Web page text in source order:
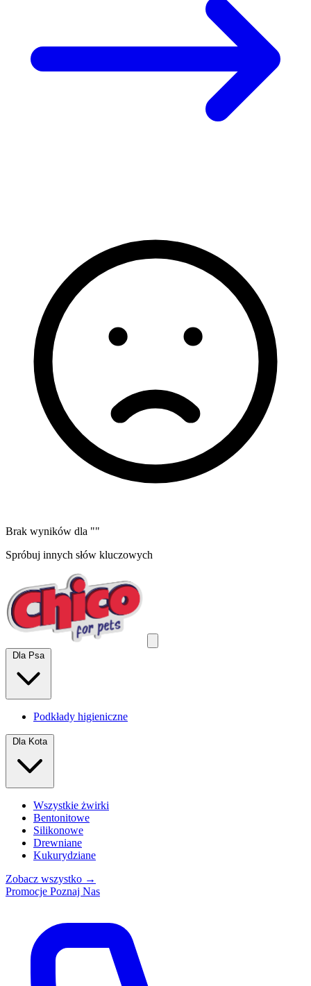
Brak wyników dla ""
Spróbuj innych słów kluczowych
Dla Psa
Podkłady higieniczne
Dla Kota
Wszystkie żwirki
Bentonitowe
Silikonowe
Drewniane
Kukurydziane
Zobacz wszystko →
Promocje Poznaj Nas